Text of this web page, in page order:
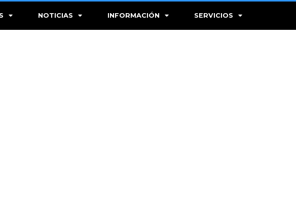
NOTICIAS INFORMACIÓN SERVICIOS